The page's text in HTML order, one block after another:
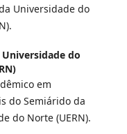
Universidade do
Universidade do
em
do Semiárido da
do Norte (UERN).